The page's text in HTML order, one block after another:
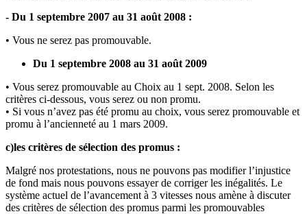
- Du 1 septembre 2007 au 31 août 2008 :
• Vous ne serez pas promouvable.
Du 1 septembre 2008 au 31 août 2009
• Vous serez promouvable au Choix au 1 sept. 2008. Selon les
critères ci-dessous, vous serez ou non promu.
• Si vous n’avez pas été promu au choix, vous serez promouvable et
promu à l’ancienneté au 1 mars 2009.
c)les critères de sélection des promus :
Malgré nos protestations, nous ne pouvons pas modifier l’injustice
de fond mais nous pouvons essayer de corriger les inégalités. Le
système actuel de l’avancement à 3 vitesses nous amène à discuter
des critères de sélection des promus parmi les promouvables